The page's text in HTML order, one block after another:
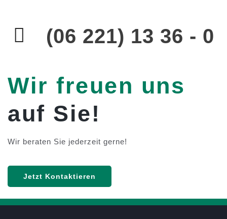
(06 221) 13 36 - 0
Wir freuen uns
auf Sie!
Wir beraten Sie jederzeit gerne!
Jetzt Kontaktieren